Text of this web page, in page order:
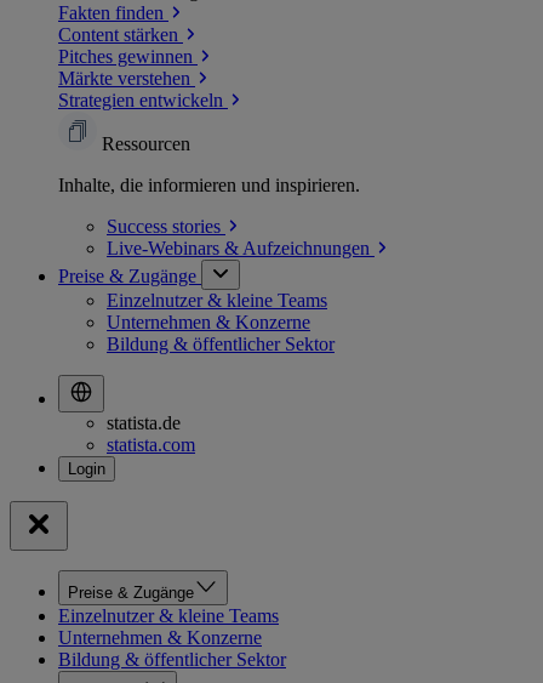
Fakten finden
Content stärken
Pitches gewinnen
Märkte verstehen
Strategien entwickeln
Ressourcen
Inhalte, die informieren und inspirieren.
Success stories
Live-Webinars & Aufzeichnungen
Preise & Zugänge
Einzelnutzer & kleine Teams
Unternehmen & Konzerne
Bildung & öffentlicher Sektor
statista.de
statista.com
Preise & Zugänge
Einzelnutzer & kleine Teams
Unternehmen & Konzerne
Bildung & öffentlicher Sektor